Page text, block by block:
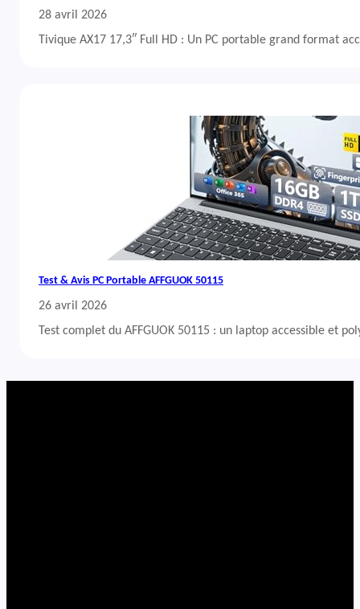
28 avril 2026
Tivique AX17 17,3″ Full HD : Un PC portable grand format
Test & Avis PC Portable AFFGUOK 50115
26 avril 2026
Test complet du AFFGUOK 50115 : un laptop accessible